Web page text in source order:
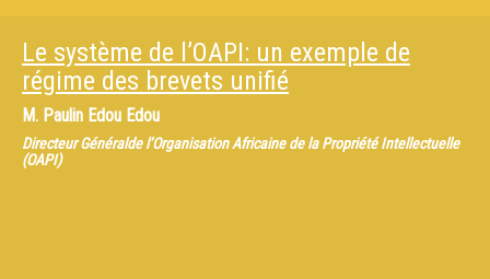
Le système de l’OAPI: un exemple de
régime des brevets unifié
M. Paulin Edou Edou
Directeur Généralde l’Organisation Africaine de la Propriété Intellectuelle
(OAPI)